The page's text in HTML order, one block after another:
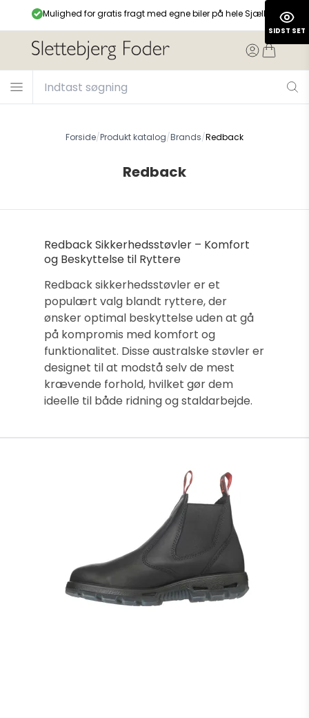
Mulighed for gratis fragt med egne biler på hele Sjælland
Forside/Produkt katalog/Brands/Redback
Redback
Redback Sikkerhedsstøvler – Komfort
og Beskyttelse til Ryttere
Redback sikkerhedsstøvler er et
populært valg blandt ryttere, der
ønsker optimal beskyttelse uden at gå
på kompromis med komfort og
funktionalitet. Disse australske støvler er
designet til at modstå selv de mest
krævende forhold, hvilket gør dem
ideelle til både ridning og staldarbejde.
SIDST SET